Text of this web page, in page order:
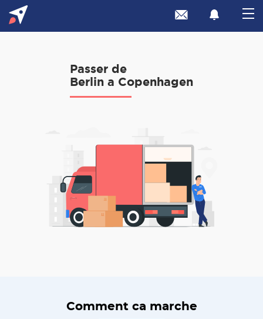
Passer de
Berlin a Copenhagen
Comment ca marche